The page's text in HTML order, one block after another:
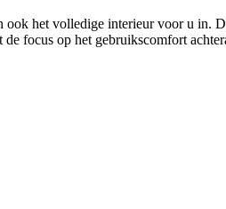
het volledige interieur voor u in.
focus op het gebruikscomfort